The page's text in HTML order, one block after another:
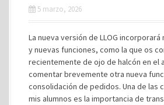
5 marzo, 2026
La nueva versión de LLOG
y nuevas funciones, como la que os
recientemente de ojo de halcón en el
comentar brevemente otra nueva
consolidación de pedidos. Una de las
mis alumnos es la importancia de